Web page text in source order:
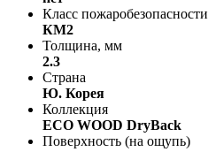
Класс пожаробезопасности
КМ2
Толщина, мм
2.3
Страна
Ю. Корея
Коллекция
ECO WOOD DryBack
Поверхность (на ощупь)